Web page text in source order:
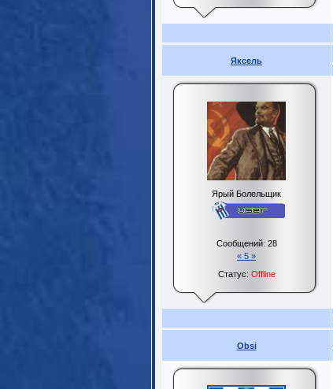
Яксель
Ярый Болельщик
Сообщений: 28
« 5 »
Статус: Offline
Obsi